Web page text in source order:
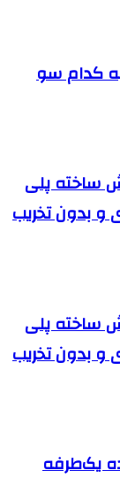
به کدام سو
ساخته پلی
و بدون تخریب
ساخته پلی
و بدون تخریب
جاده یک‌طرفه